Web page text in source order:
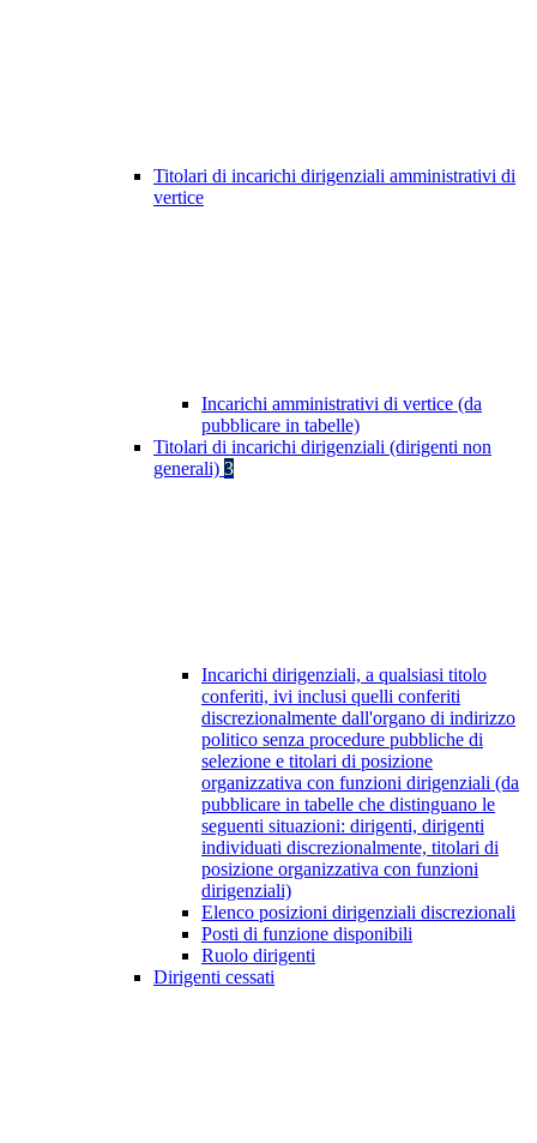
Titolari di incarichi dirigenziali amministrativi di
vertice
Incarichi amministrativi di vertice (da
pubblicare in tabelle)
Titolari di incarichi dirigenziali (dirigenti non
generali) 3
Incarichi dirigenziali, a qualsiasi titolo
conferiti, ivi inclusi quelli conferiti
discrezionalmente dall'organo di indirizzo
politico senza procedure pubbliche di
selezione e titolari di posizione
organizzativa con funzioni dirigenziali (da
pubblicare in tabelle che distinguano le
seguenti situazioni: dirigenti, dirigenti
individuati discrezionalmente, titolari di
posizione organizzativa con funzioni
dirigenziali)
Elenco posizioni dirigenziali discrezionali
Posti di funzione disponibili
Ruolo dirigenti
Dirigenti cessati